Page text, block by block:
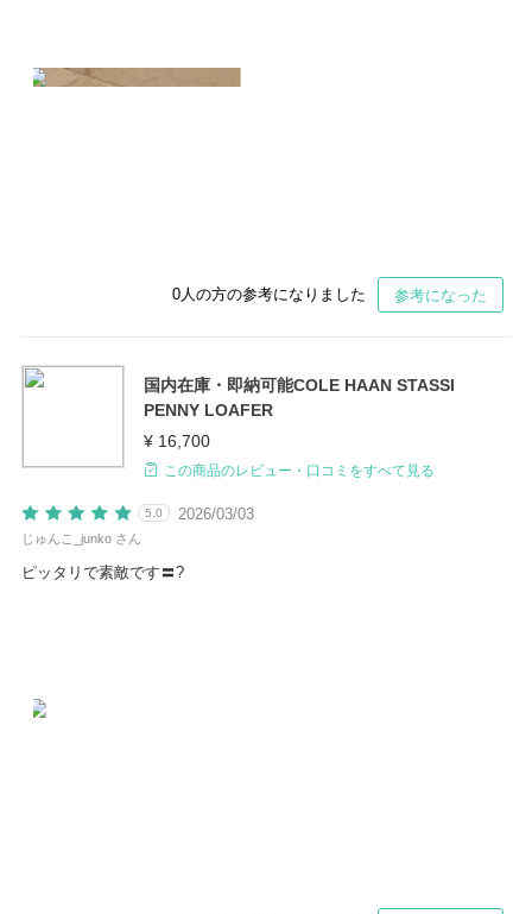
0人の方の参考になりました 参考になった
国内在庫・即納可能COLE HAAN STASSI
PENNY LOAFER
¥ 16,700
この商品のレビュー・口コミをすべて見る
2026/03/03
5.0
じゅんこ_junko さん
ピッタリで素敵です〓?